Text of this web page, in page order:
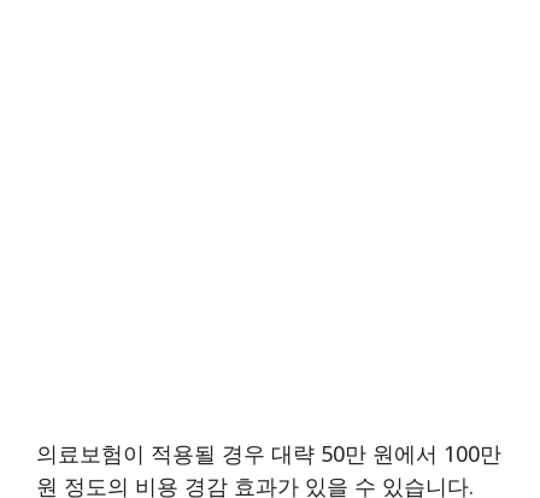
의료보험이 적용될 경우 대략 50만 원에서 100만
원 정도의 비용 경감 효과가 있을 수 있습니다.